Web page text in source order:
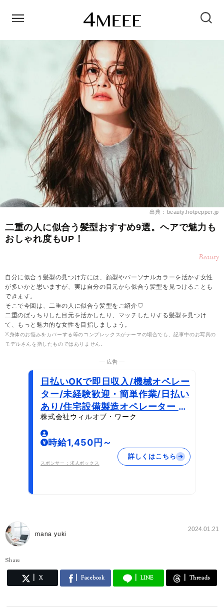
出典：beauty.hotpepper.jp
二重の人に似合う髪型おすすめ9選。ヘアで魅力も
おしゃれ度もUP！
Beauty
自分に似合う髪型の見つけ方には、顔型やパーソナルカラーを活かす女性
が多いかと思いますが、実は自分の目元から似合う髪型を見つけることも
できます。
そこで今回は、二重の人に似合う髪型をご紹介♡
二重のぱっちりした目元を活かしたり、マッチしたりする髪型を見つけ
て、もっと魅力的な女性を目指しましょう。
※身体のお悩みをカバーする等のコンプレックスがテーマの場合でも、記事中のお写真の
モデルさんを指したものではありません。
― 広告 ―
日払いOKで即日収入/機械オペレー
ター/未経験歓迎・簡単作業/日払い
あり/住宅設備製造オペレーター 土
日祝休×車通勤可/茨城県
株式会社ウィルオブ・ワーク
時給1,450円～
スポンサー：求人ボックス
詳しくはこちら
mana yuki
2024.01.21
Share
X Facebook LINE Threads